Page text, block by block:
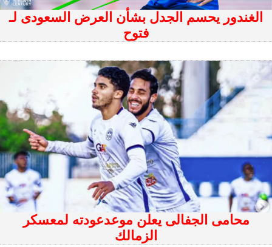
الغندور يحسم الجدل بشأن العرض السعودى لـ
فتوح
محامى الجفالى يعلن موعدعودته لمعسكر
الزمالك